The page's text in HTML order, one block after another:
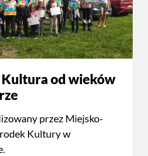
od wieków
przez Miejsko-
Kultury w